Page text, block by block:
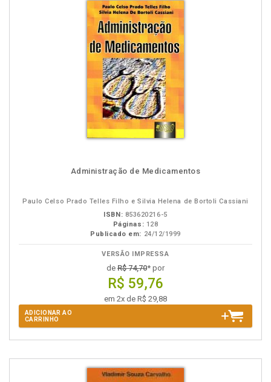
Administração de Medicamentos
Paulo Celso Prado Telles Filho e Silvia Helena de Bortoli Cassiani
ISBN: 853620216-5
Páginas: 128
Publicado em: 24/12/1999
VERSÃO IMPRESSA
de R$ 74,70* por
R$ 59,76
em 2x de R$ 29,88
ADICIONAR AO
CARRINHO